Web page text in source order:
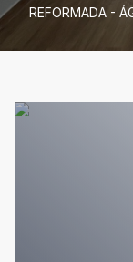
REFORMADA -